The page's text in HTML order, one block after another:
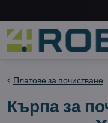
Платове за почистване
Кърпа за